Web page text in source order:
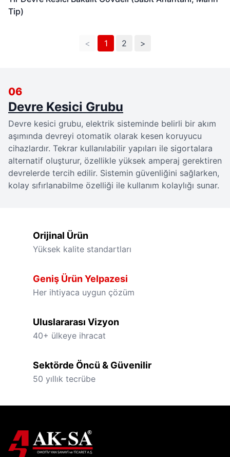
Tip)
< 1 2 >
06
Devre Kesici Grubu
Devre kesici grubu, elektrik sisteminde belirli bir akım
aşımında devreyi otomatik olarak kesen koruyucu
cihazlardır. Tekrar kullanılabilir yapıları ile sigortalara
alternatif oluşturur, özellikle yüksek amperaj gerektiren
devrelerde tercih edilir. Sistemin güvenliğini sağlarken,
kolay sıfırlanabilme özelliği ile kullanım kolaylığı sunar.
Orijinal Ürün
Yüksek kalite standartları
Geniş Ürün Yelpazesi
Her ihtiyaca uygun çözüm
Uluslararası Vizyon
40+ ülkeye ihracat
Sektörde Öncü & Güvenilir
50 yıllık tecrübe